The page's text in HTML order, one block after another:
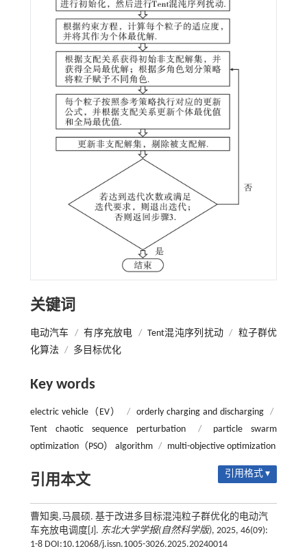
关键词
电动汽车 / 有序充放电 / Tent混沌序列扰动 / 粒子群优
化算法 / 多目标优化
Key words
electric vehicle（EV） / orderly charging and discharging
/
Tent chaotic sequence perturbation
/
particle swarm
optimization（PSO） algorithm / multi-objective optimization
引用本文 引用格式 ▾
曹知奥,马晨硕. 基于改进多目标混沌粒子群优化的电动汽
车充放电调度[J]. 东北大学学报(自然科学版), 2025, 46(09):
1-8 DOI:10.12068/j.issn.1005-3026.2025.20240014